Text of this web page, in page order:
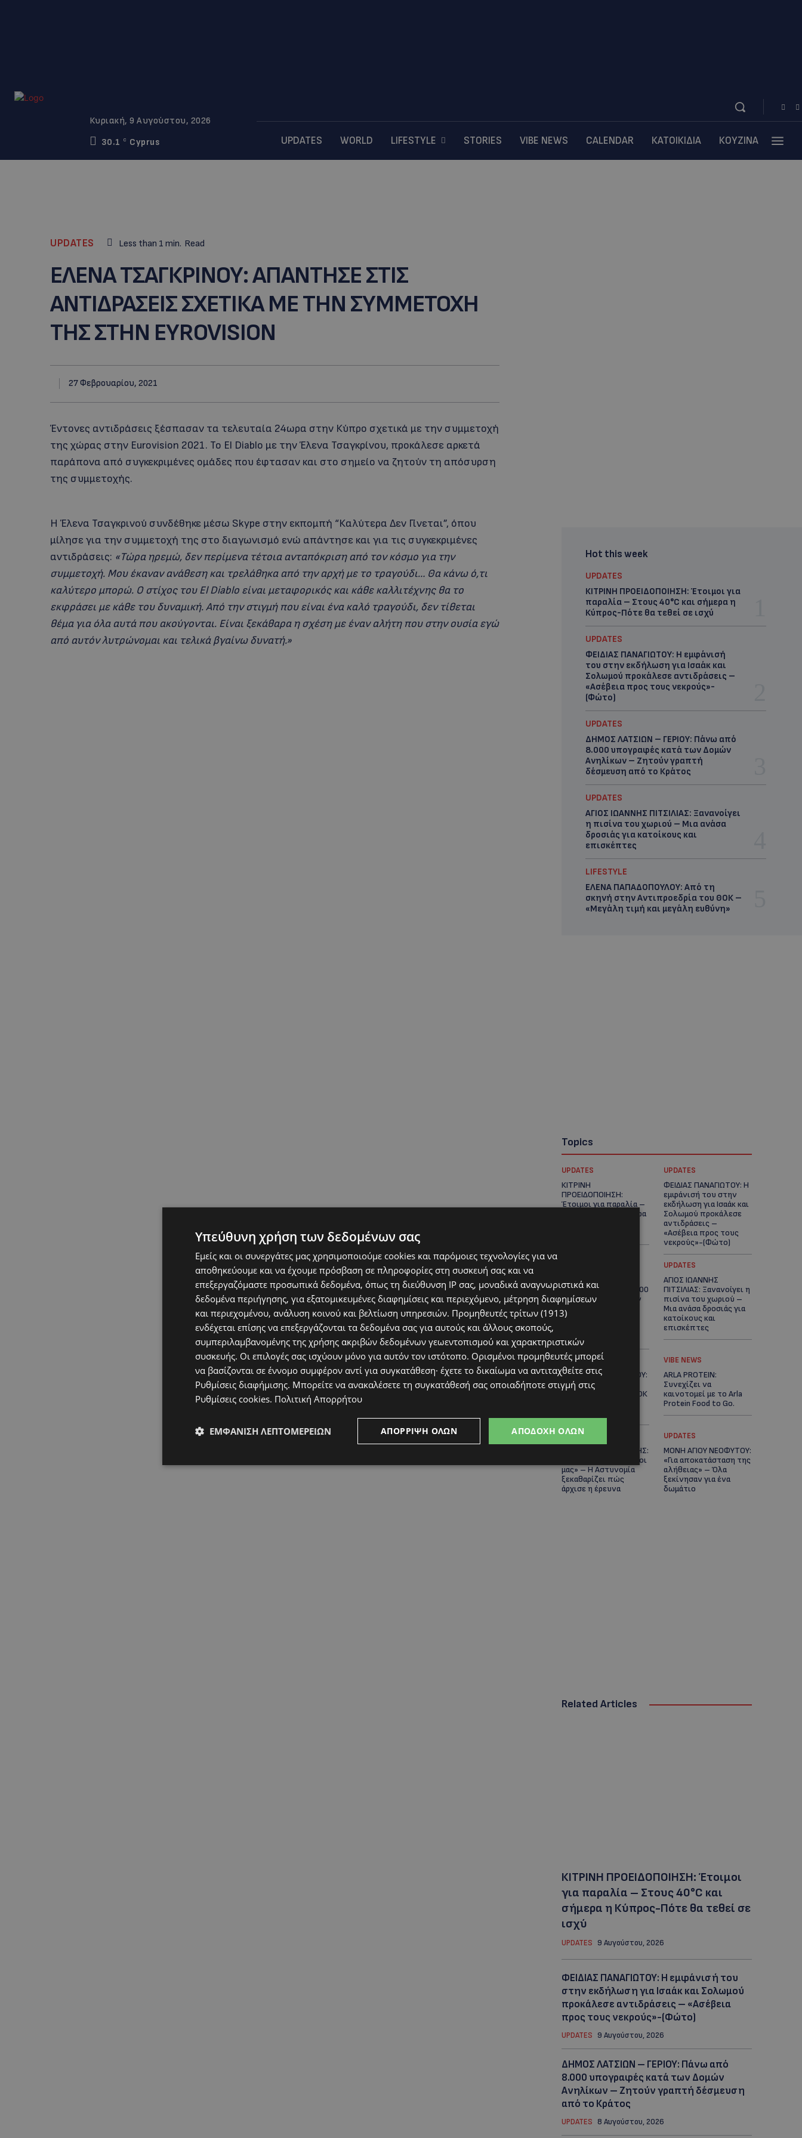
Κυριακή, 9 Αυγούστου, 2026
30.1
C Cyprus UPDATES WORLD LIFESTYLE STORIES VIBE NEWS CALENDAR ΚΑΤΟΙΚΙΔΙΑ ΚΟΥΖΙΝΑ
UPDATES Less than 1 min. Read
ΕΛΕΝΑ ΤΣΑΓΚΡΙΝΟΥ: AΠΑΝΤΗΣΕ ΣΤΙΣ
ΑΝΤΙΔΡΑΣΕΙΣ ΣΧΕΤΙΚΑ ΜΕ ΤΗΝ ΣΥΜΜΕΤΟΧΗ
ΤΗΣ ΣΤΗΝ EYROVISION
27 Φεβρουαρίου, 2021
Έντονες αντιδράσεις ξέσπασαν τα τελευταία 24ωρα στην Κύπρο σχετικά με την συμμετοχή
της χώρας στην Eurovision 2021. Το El Diablo με την Έλενα Τσαγκρίνου, προκάλεσε αρκετά
παράπονα από συγκεκριμένες ομάδες που έφτασαν και στο σημείο να ζητούν τη απόσυρση
της συμμετοχής.
Η Έλενα Τσαγκρινού συνδέθηκε μέσω Skype στην εκπομπή “Καλύτερα Δεν Γίνεται”, όπου
μίλησε για την συμμετοχή της στο διαγωνισμό ενώ απάντησε και για τις συγκεκριμένες
αντιδράσεις: «Τώρα ηρεμώ, δεν περίμενα τέτοια ανταπόκριση από τον κόσμο για την
συμμετοχή. Μου έκαναν ανάθεση και τρελάθηκα από την αρχή με το τραγούδι… Θα κάνω ό,τι
καλύτερο μπορώ. Ο στίχος του El Diablo είναι μεταφορικός και κάθε καλλιτέχνης θα το
εκφράσει με κάθε του δυναμική. Από την στιγμή που είναι ένα καλό τραγούδι, δεν τίθεται
θέμα για όλα αυτά που ακούγονται. Είναι ξεκάθαρα η σχέση με έναν αλήτη που στην ουσία εγώ
από αυτόν λυτρώνομαι και τελικά βγαίνω δυνατή.»
Hot this week
UPDATES
ΚΙΤΡΙΝΗ ΠΡΟΕΙΔΟΠΟΙΗΣΗ: Έτοιμοι για
παραλία – Στους 40°C και σήμερα η
Κύπρος-Πότε θα τεθεί σε ισχύ
UPDATES
ΦΕΙΔΙΑΣ ΠΑΝΑΓΙΩΤΟΥ: Η εμφάνισή
του στην εκδήλωση για Ισαάκ και
Σολωμού προκάλεσε αντιδράσεις –
«Ασέβεια προς τους νεκρούς»-
(Φώτο)
UPDATES
ΔΗΜΟΣ ΛΑΤΣΙΩΝ – ΓΕΡΙΟΥ: Πάνω από
8.000 υπογραφές κατά των Δομών
Ανηλίκων – Ζητούν γραπτή
δέσμευση από το Κράτος
UPDATES
ΑΓΙΟΣ ΙΩΑΝΝΗΣ ΠΙΤΣΙΛΙΑΣ: Ξανανοίγει
η πισίνα του χωριού – Μια ανάσα
δροσιάς για κατοίκους και
επισκέπτες
LIFESTYLE
ΕΛΕΝΑ ΠΑΠΑΔΟΠΟΥΛΟΥ: Από τη
σκηνή στην Αντιπροεδρία του ΘΟΚ –
«Μεγάλη τιμή και μεγάλη ευθύνη»
Topics
UPDATES
ΚΙΤΡΙΝΗ
ΠΡΟΕΙΔΟΠΟΙΗΣΗ:
Έτοιμοι για παραλία –
Στους 40°C και σήμερα
UPDATES
ΦΕΙΔΙΑΣ ΠΑΝΑΓΙΩΤΟΥ: Η
εμφάνισή του στην
εκδήλωση για Ισαάκ και
Σολωμού προκάλεσε
αντιδράσεις –
«Ασέβεια προς τους
νεκρούς»-(Φώτο)
ΔΗΜΟΣ ΛΑΤΣΙΩΝ –
ΓΕΡΙΟΥ: Πάνω από 8.000
υπογραφές κατά των
Δομών Ανηλίκων –
Ζητούν γραπτή
Κράτος
UPDATES
ΑΓΙΟΣ ΙΩΑΝΝΗΣ
ΠΙΤΣΙΛΙΑΣ: Ξανανοίγει η
πισίνα του χωριού –
Μια ανάσα δροσιάς για
κατοίκους και
επισκέπτες
LIFESTYLE
ΕΛΕΝΑ ΠΑΠΑΔΟΠΟΥΛΟΥ:
Από τη σκηνή στην
Αντιπροεδρία του ΘΟΚ
VIBE NEWS
ARLA PROTEIN:
Συνεχίζει να
καινοτομεί με το Arla
Protein Food to Go.
UPDATES
ΜΑΚΑΡΙΟΣ ΔΡΟΥΣΙΩΤΗΣ:
«Δεν ξεκινήσαμε μόνοι
μας» – Η Αστυνομία
ξεκαθαρίζει πώς
άρχισε η έρευνα
UPDATES
ΜΟΝΗ ΑΓΙΟΥ ΝΕΟΦΥΤΟΥ:
«Για αποκατάσταση της
αλήθειας» – Όλα
ξεκίνησαν για ένα
δωμάτιο
Related Articles
ΚΙΤΡΙΝΗ ΠΡΟΕΙΔΟΠΟΙΗΣΗ: Έτοιμοι
για παραλία – Στους 40°C και
σήμερα η Κύπρος-Πότε θα τεθεί σε
ισχύ
UPDATES 9 Αυγούστου, 2026
ΦΕΙΔΙΑΣ ΠΑΝΑΓΙΩΤΟΥ: Η εμφάνισή του
στην εκδήλωση για Ισαάκ και Σολωμού
προκάλεσε αντιδράσεις – «Ασέβεια
προς τους νεκρούς»-(Φώτο)
UPDATES 9 Αυγούστου, 2026
ΔΗΜΟΣ ΛΑΤΣΙΩΝ – ΓΕΡΙΟΥ: Πάνω από
8.000 υπογραφές κατά των Δομών
Ανηλίκων – Ζητούν γραπτή δέσμευση
από το Κράτος
UPDATES 8 Αυγούστου, 2026
Υπεύθυνη χρήση των δεδομένων σας
Εμείς και οι συνεργάτες μας χρησιμοποιούμε cookies και παρόμοιες τεχνολογίες για να
αποθηκεύουμε και να έχουμε πρόσβαση σε πληροφορίες στη συσκευή σας και να
επεξεργαζόμαστε προσωπικά δεδομένα, όπως τη διεύθυνση IP σας, μοναδικά αναγνωριστικά και
δεδομένα περιήγησης, για εξατομικευμένες διαφημίσεις και περιεχόμενο, μέτρηση διαφημίσεων
και περιεχομένου, ανάλυση κοινού και βελτίωση υπηρεσιών. Προμηθευτές τρίτων (1913)
ενδέχεται επίσης να επεξεργάζονται τα δεδομένα σας για αυτούς και άλλους σκοπούς,
συμπεριλαμβανομένης της χρήσης ακριβών δεδομένων γεωεντοπισμού και χαρακτηριστικών
συσκευής. Οι επιλογές σας ισχύουν μόνο για αυτόν τον ιστότοπο. Ορισμένοι προμηθευτές μπορεί
να βασίζονται σε έννομο συμφέρον αντί για συγκατάθεση· έχετε το δικαίωμα να αντιταχθείτε στις
Ρυθμίσεις διαφήμισης. Μπορείτε να ανακαλέσετε τη συγκατάθεσή σας οποιαδήποτε στιγμή στις
Ρυθμίσεις cookies. Πολιτική Απορρήτου
ΑΠΟΔΟΧΉ ΌΛΩΝ
ΑΠΌΡΡΙΨΗ ΌΛΩΝ
ΕΜΦΆΝΙΣΗ ΛΕΠΤΟΜΕΡΕΙΏΝ